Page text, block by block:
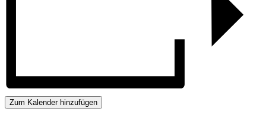
Zum Kalender hinzufügen